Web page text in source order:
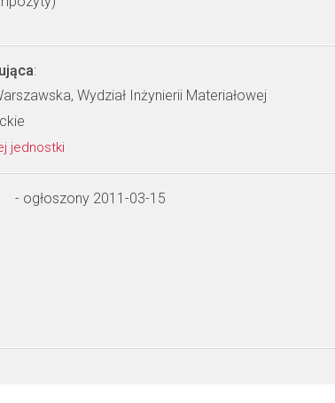
:
Wydział Inżynierii Materiałowej
jednostki
- ogłoszony 2011-03-15